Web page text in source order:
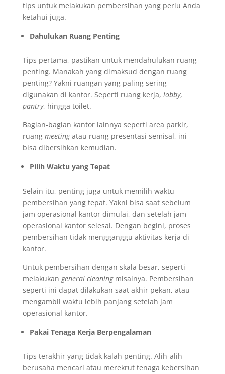
tips untuk melakukan pembersihan yang perlu Anda
ketahui juga.
Dahulukan Ruang Penting
Tips pertama, pastikan untuk mendahulukan ruang
penting. Manakah yang dimaksud dengan ruang
penting? Yakni ruangan yang paling sering
digunakan di kantor. Seperti ruang kerja, lobby,
pantry, hingga toilet.
Bagian-bagian kantor lainnya seperti area parkir,
ruang meetingatau ruang presentasi semisal, ini
bisa dibersihkan kemudian.
Pilih Waktu yang Tepat
Selain itu, penting juga untuk memilih waktu
pembersihan yang tepat. Yakni bisa saat sebelum
jam operasional kantor dimulai, dan setelah jam
operasional kantor selesai. Dengan begini, proses
pembersihan tidak mengganggu aktivitas kerja di
kantor.
Untuk pembersihan dengan skala besar, seperti
melakukan general cleaningmisalnya. Pembersihan
seperti ini dapat dilakukan saat akhir pekan, atau
mengambil waktu lebih panjang setelah jam
operasional kantor.
Pakai Tenaga Kerja Berpengalaman
Tips terakhir yang tidak kalah penting. Alih-alih
berusaha mencari atau merekrut tenaga kebersihan